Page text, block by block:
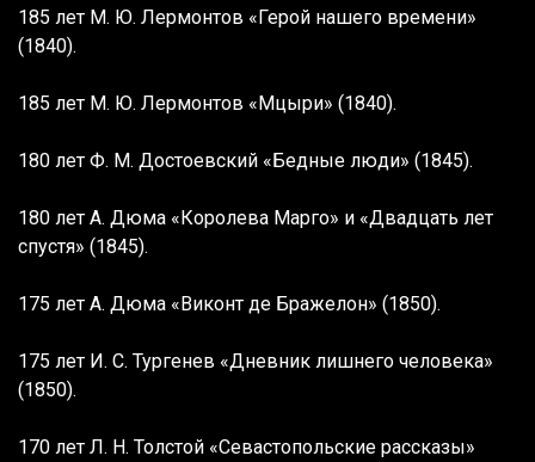
185 лет М. Ю. Лермонтов «Герой нашего времени»
(1840).
185 лет М. Ю. Лермонтов «Мцыри» (1840).
180 лет Ф. М. Достоевский «Бедные люди» (1845).
180 лет А. Дюма «Королева Марго» и «Двадцать лет
спустя» (1845).
175 лет А. Дюма «Виконт де Бражелон» (1850).
175 лет И. С. Тургенев «Дневник лишнего человека»
(1850).
170 лет Л. Н. Толстой «Севастопольские рассказы»